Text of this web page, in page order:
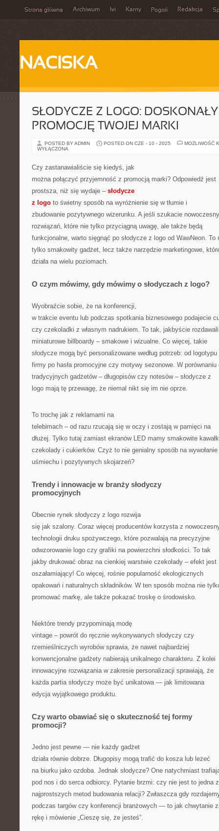
Strona główna Archiwum Ivi Karny Pogoń Redakcja
NACISKA
SŁODYCZE Z LOGO:
PROMOCJĘ TWOJEJ MARKI
POSTED BY ADMIN POSTED ON CZE - 10 - 2025
MOŻLIWOŚĆ
WYŁĄCZONA
Czy zastanawialiście się kiedyś, jak
można połączyć przyjemność z promocją marki? Odpowiedź jest
prostsza, niż się wydaje – słodycze
z logo to świetny sposób na wyróżnienie się w tłumie i
zbudowanie pozytywnego wizerunku. A jeśli szukacie
rozwiązań, które nie tylko przyciągną uwagę, ale także będą
funkcjonalne, warto sięgnąć po słodycze z logo od WawNeon. To
tylko smakowity gadżet, lecz także narzędzie marketingowe,
działa na wielu poziomach.
O czym mówimy, gdy mówimy o słodyczach z logo?
Wyobraźcie sobie, że na konferencji,
w trakcie eventu lub podczas spotkania biznesowego podajecie
czy czekoladki z własnym nadrukiem. To tak, jakbyście rozdawali
miniaturowe billboardy – smakowe i wizualne. Co więcej, takie
słodycze mogą być personalizowane według potrzeb: od logotypu
firmy po hasła promocyjne czy motywy sezonowe. W porównaniu
tradycyjnych gadżetów – długopisów czy notesów – słodycze z
logo mają tę przewagę, że niemal nikt się im nie oprze.
To trochę jak z reklamami na
telebimach – od razu rzucają się w oczy i zostają w pamięci na
dłużej. Tylko tutaj zamiast ekranów LED mamy smakowite
czekolady i cukierków. Czyż to nie genialny sposób na wywołanie
uśmiechu i pozytywnych skojarzeń?
Trendy i innowacje w branży słodyczy
promocyjnych
Obecnie rynek słodyczy z logo rozwija
się jak szalony. Coraz więcej producentów korzysta z
technologii druku spożywczego, które pozwalają na precyzyjne
odwzorowanie logo czy grafiki na powierzchni słodkości. To tak
jakby drukować obraz na cienkiej warstwie czekolady – efekt jest
oszałamiający! Co więcej, rośnie popularność ekologicznych
opakowań i naturalnych składników. W ten sposób można nie
promować markę, ale także pokazać troskę o środowisko.
Niektóre trendy przypominają modę
vintage – powrót do ręcznie wykonywanych słodyczy czy
rzemieślniczych wyrobów sprawia, że nawet najbardziej
konwencjonalne gadżety nabierają unikalnego charakteru. Z kolei
innowacyjne rozwiązania w zakresie personalizacji sprawiają, że
każda partia słodyczy może być unikatowa — jak limitowana
edycja wyjątkowego produktu.
Czy warto obawiać się o skuteczność tej formy
promocji?
Jedno jest pewne — nie każdy gadżet
działa równie dobrze. Długopisy mogą trafić do kosza lub leżeć
na biurku jako ozdoba. Jednak słodycze? One natychmiast
pod nos i do serca odbiorcy. Pytanie brzmi: czy nie jest to jedna z
najprostszych metod budowania relacji? Zwłaszcza gdy
podczas targów czy konferencji branżowych — to jak chwytanie
rękę i mówienie „Cieszę się, że jesteś”.